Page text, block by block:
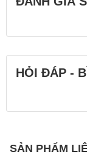
HỎI ĐÁP -
SẢN PHẨM